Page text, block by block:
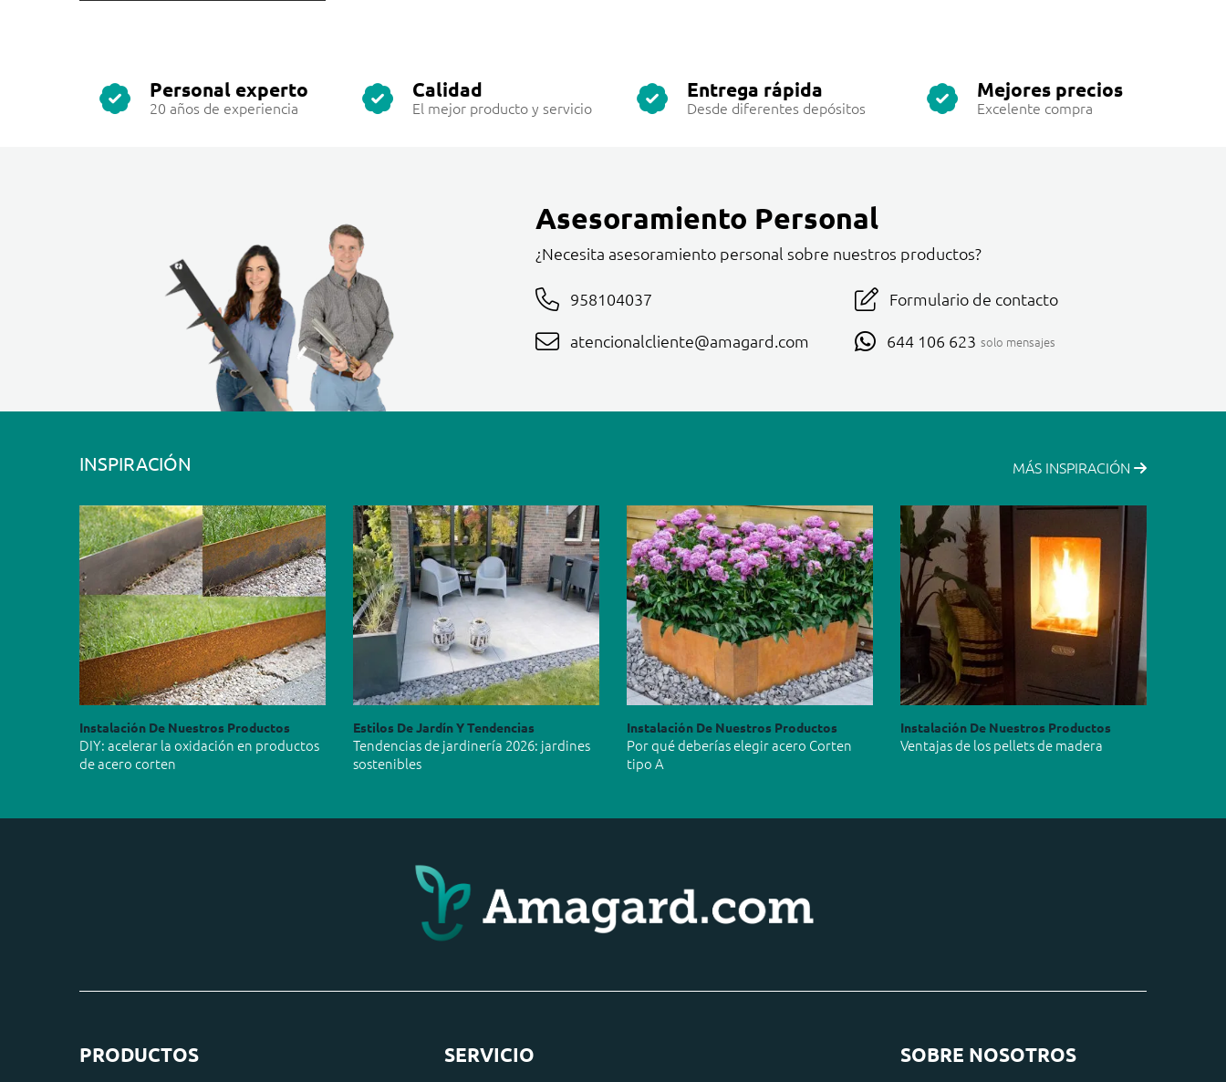
Personal experto
20 años de experiencia
Calidad
El mejor producto y servicio
Entrega rápida
Desde diferentes depósitos
Mejores precios
Excelente compra
Asesoramiento Personal
¿Necesita asesoramiento personal sobre nuestros productos?
958104037
atencionalcliente@amagard.com
Formulario de contacto
644 106 623 solo mensajes
INSPIRACIÓN MÁS INSPIRACIÓN
Instalación De Nuestros Productos
DIY: acelerar la oxidación en productos
de acero corten
Estilos De Jardín Y Tendencias
Tendencias de jardinería 2026: jardines
sostenibles
Instalación De Nuestros Productos
Por qué deberías elegir acero Corten
tipo A
Instalación De Nuestros Productos
Ventajas de los pellets de madera
PRODUCTOS SERVICIO SOBRE NOSOTROS